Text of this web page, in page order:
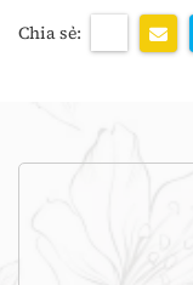
Chia sẻ: